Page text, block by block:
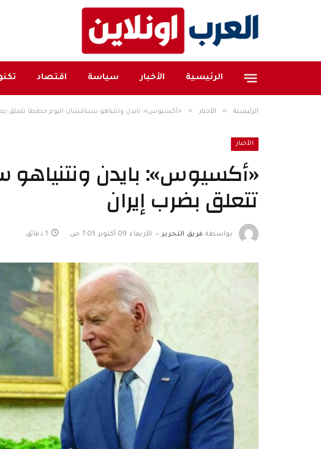
الرئيسية الأخبار سياسة اقتصاد
الرئيسية » الأخبار » «أكسيوس»: بايدن ونتنياهو سيناقشان اليوم خططا تتعلق
الأخبار
«أكسيوس»: بايدن
تتعلق بضرب إيران
بواسطة فريق التحرير الأربعاء 09 أكتوبر 7:05 ص 1 دقائق